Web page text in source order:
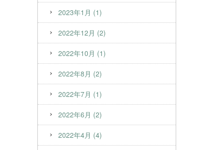
2023年1月 (1)
2022年12月 (2)
2022年10月 (1)
2022年8月 (2)
2022年7月 (1)
2022年6月 (2)
2022年4月 (4)